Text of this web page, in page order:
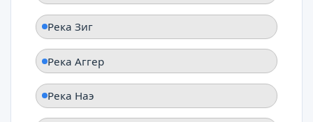
Река Зиг
Река Аггер
Река Наэ